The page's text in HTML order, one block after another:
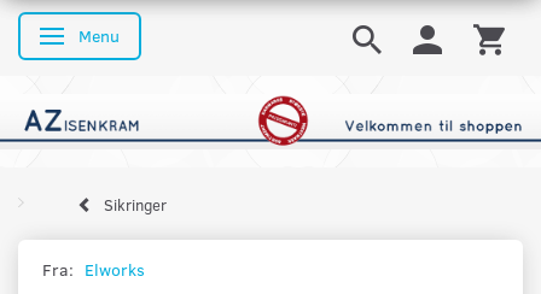
Skifte navigation
Menu
Sikringer
Fra: Elworks